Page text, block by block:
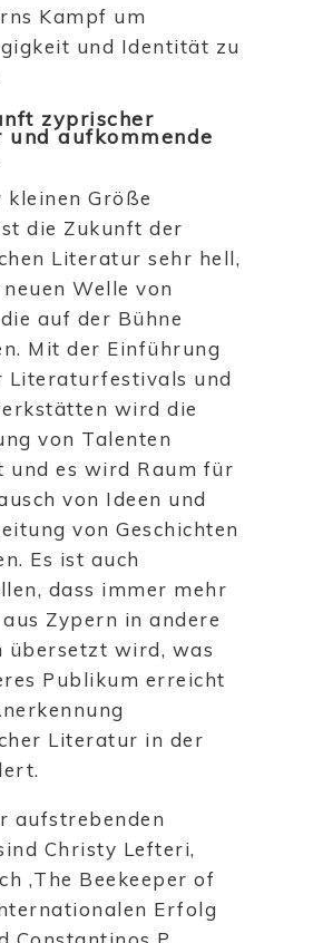
Kampf um
und Identität zu
zyprischer
aufkommende
Größe
die Zukunft der
Literatur sehr hell,
Welle von
auf der Bühne
Mit der Einführung
Literaturfestivals und
wird die
von Talenten
und es wird Raum für
von Ideen und
von Geschichten
Es ist auch
dass immer mehr
Zypern in andere
übersetzt wird, was
Publikum erreicht
Literatur in der
aufstrebenden
Christy Lefteri,
‚The Beekeeper of
Erfolg